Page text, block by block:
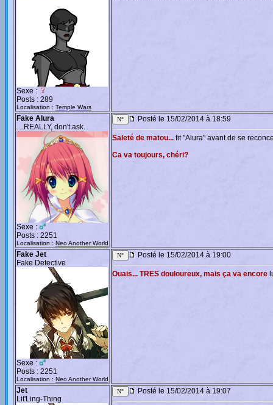
Sexe :
Posts : 289
Localisation : Temple Wars
Fake Alura
....REALLY, don't ask.
Sexe :
Posts : 2251
Localisation : Neo Another World
Posté le 15/02/2014 à 18:59
Saleté de matou... fit "Alura" avant de se
Ca va toujours, chéri?
Fake Jet
Fake Detective
Sexe :
Posts : 2251
Localisation : Neo Another World
Posté le 15/02/2014 à 19:00
Ouais... TRES douloureux, mais ça va encore
Jet
Lit'Ling-Thing
Posté le 15/02/2014 à 19:07